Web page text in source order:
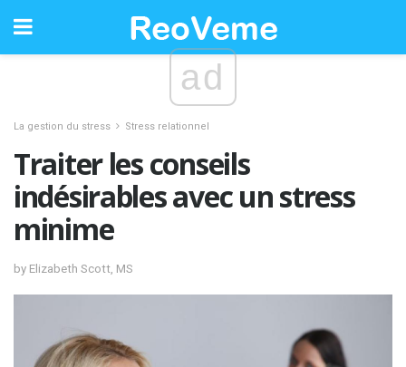
ad
La gestion du stress Stress relationnel
Traiter les conseils
indésirables avec un stress
minime
by Elizabeth Scott, MS